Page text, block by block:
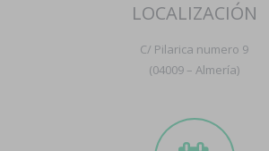
LOCALIZACIÓN
C/ Pilarica numero 9
(04009 – Almería)